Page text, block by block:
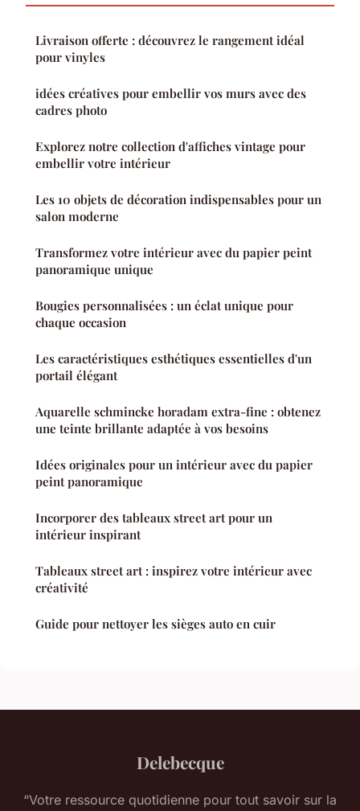
Livraison offerte : découvrez le rangement idéal
pour vinyles
idées créatives pour embellir vos murs avec des
cadres photo
Explorez notre collection d'affiches vintage pour
embellir votre intérieur
Les 10 objets de décoration indispensables pour un
salon moderne
Transformez votre intérieur avec du papier peint
panoramique unique
Bougies personnalisées : un éclat unique pour
chaque occasion
Les caractéristiques esthétiques essentielles d'un
portail élégant
Aquarelle schmincke horadam extra-fine : obtenez
une teinte brillante adaptée à vos besoins
Idées originales pour un intérieur avec du papier
peint panoramique
Incorporer des tableaux street art pour un
intérieur inspirant
Tableaux street art : inspirez votre intérieur avec
créativité
Guide pour nettoyer les sièges auto en cuir
Delebecque
“Votre ressource quotidienne pour tout savoir sur la